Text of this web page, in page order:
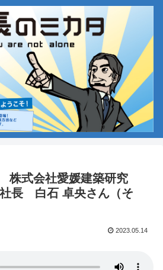
株式会社愛媛建築研究
長 白石 卓央さん（そ
2023.05.14